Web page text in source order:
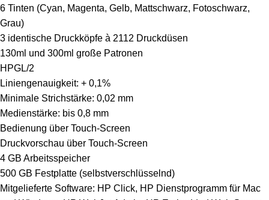
6 Tinten (Cyan, Magenta, Gelb, Mattschwarz, Fotoschwarz,
Grau)
3 identische Druckköpfe à 2112 Druckdüsen
130ml und 300ml große Patronen
HPGL/2
Liniengenauigkeit: + 0,1%
Minimale Strichstärke: 0,02 mm
Medienstärke: bis 0,8 mm
Bedienung über Touch-Screen
Druckvorschau über Touch-Screen
4 GB Arbeitsspeicher
500 GB Festplatte (selbstverschlüsselnd)
Mitgelieferte Software: HP Click, HP Dienstprogramm für Mac